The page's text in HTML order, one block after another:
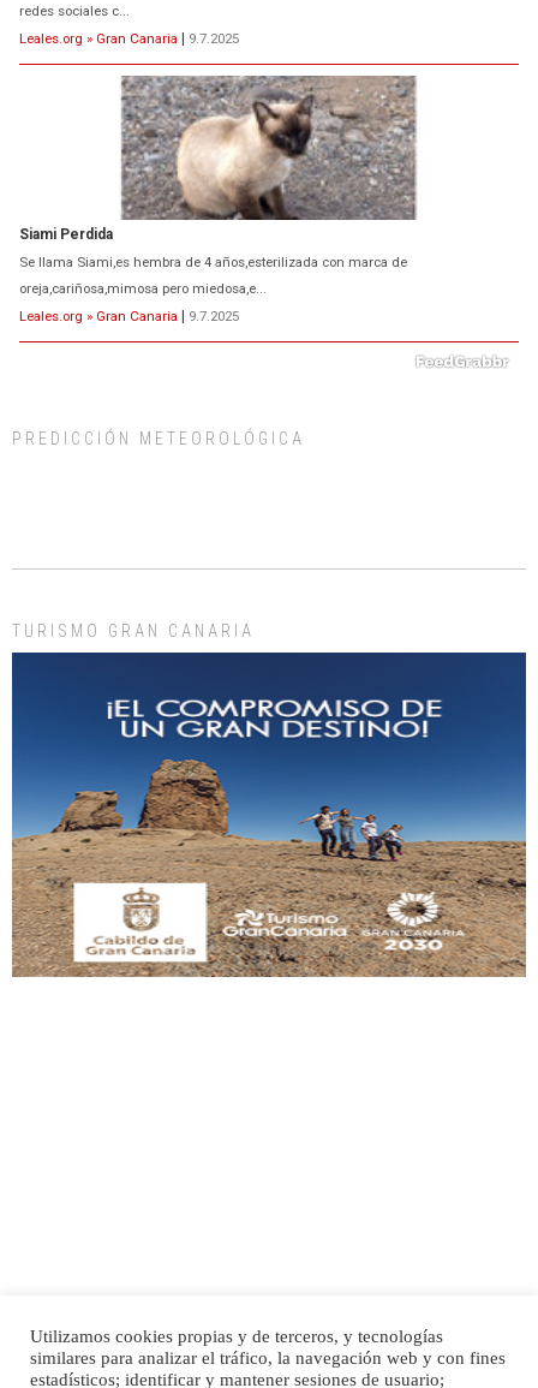
redes sociales c...
Leales.org » Gran Canaria | 9.7.2025
Siami Perdida
Se llama Siami,es hembra de 4 años,esterilizada con marca de
oreja,cariñosa,mimosa pero miedosa,e...
Leales.org » Gran Canaria | 9.7.2025
días, ella incluida...
Gato manso encontrado
Este gato macho ha aparecido en la calle hace menos de un mes, es muy
manso y extremadamente cari...
Leales.org » Gran Canaria | 9.7.2025
SHIBA PERDIDO AVDA JOSE MESA Y LOPEZ
PERRO MACHO RAZA SHIBA CON MICROCHIP PERDIDO HOY 06/07/2025 ZONA
PREDICCIÓN METEOROLÓGICA
TURISMO GRAN CANARIA
Utilizamos cookies propias y de terceros, y tecnologías
similares para analizar el tráfico, la navegación web y con fines
estadísticos; identificar y mantener sesiones de usuario;